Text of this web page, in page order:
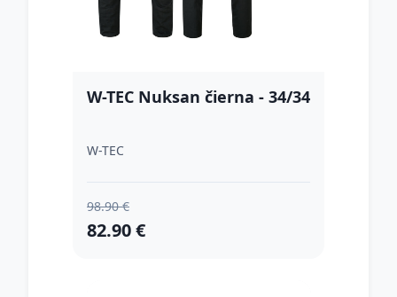
W-TEC Nuksan čierna - 34/34
W-TEC
98.90 €
82.90 €